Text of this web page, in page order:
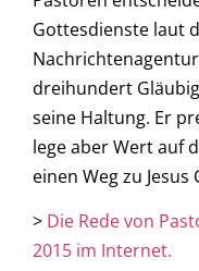
Gottesdienste laut
Nachrichtenagentur
dreihundert
seine Haltung. Er
lege aber Wert auf
einen Weg zu Jesus
> Die Rede von
2015 im Internet.